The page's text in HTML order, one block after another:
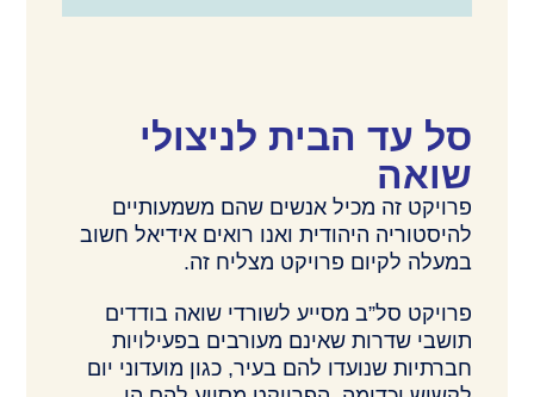
סל עד הבית לניצולי
שואה
פרויקט זה מכיל אנשים שהם משמעותיים
להיסטוריה היהודית ואנו רואים אידיאל חשוב
במעלה לקיום פרויקט מצליח זה.
פרויקט סל”ב מסייע לשורדי שואה בודדים
תושבי שדרות שאינם מעורבים בפעילויות
חברתיות שנועדו להם בעיר, כגון מועדוני יום